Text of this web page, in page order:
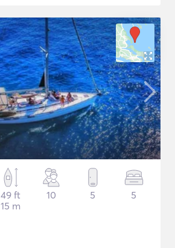
49 ft
15 m
10 5 5